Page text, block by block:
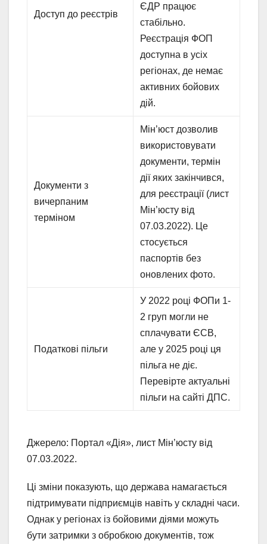
Доступ до реєстрів
ЄДР працює
стабільно.
Реєстрація ФОП
доступна в усіх
регіонах, де немає
активних бойових
дій.
Документи з
вичерпаним
терміном
Мін’юст дозволив
використовувати
документи, термін
дії яких закінчився,
для реєстрації (лист
Мін’юсту від
07.03.2022). Це
стосується
паспортів без
оновлених фото.
Податкові пільги
У 2022 році ФОПи 1-
2 груп могли не
сплачувати ЄСВ,
але у 2025 році ця
пільга не діє.
Перевірте актуальні
пільги на сайті ДПС.
Джерело: Портал «Дія», лист Мін’юсту від
07.03.2022.
Ці зміни показують, що держава намагається
підтримувати підприємців навіть у складні часи.
Однак у регіонах із бойовими діями можуть
бути затримки з обробкою документів, тож